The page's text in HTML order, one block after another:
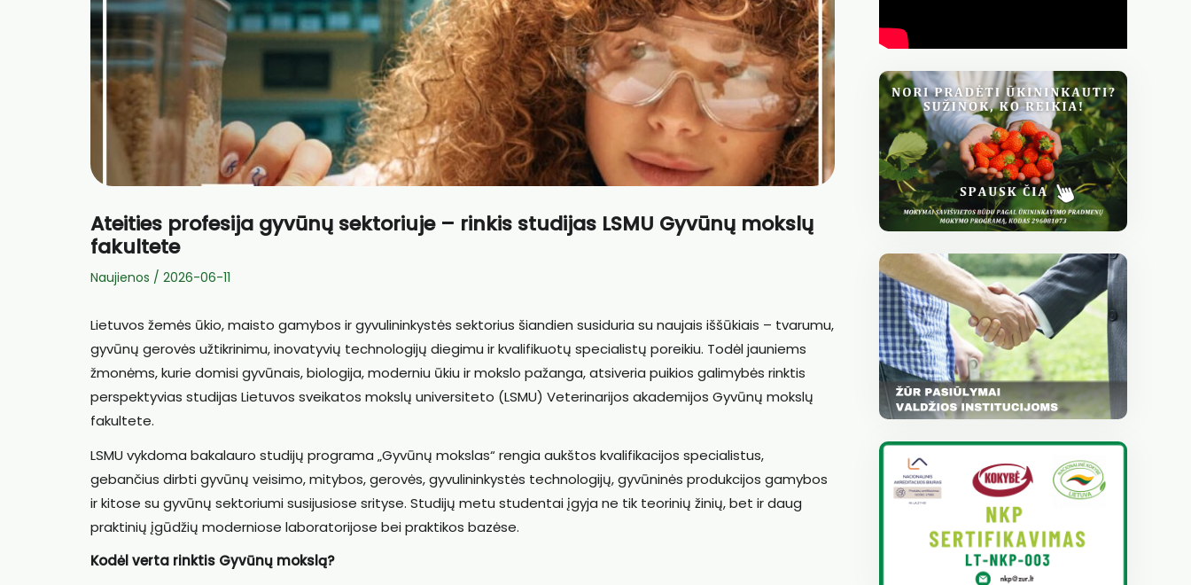
Ateities profesija gyvūnų sektoriuje – rinkis studijas LSMU Gyvūnų mokslų
fakultete
Naujienos / 2026-06-11
Lietuvos žemės ūkio, maisto gamybos ir gyvulininkystės sektorius šiandien susiduria su naujais iššūkiais – tvarumu,
gyvūnų gerovės užtikrinimu, inovatyvių technologijų diegimu ir kvalifikuotų specialistų poreikiu. Todėl jauniems
žmonėms, kurie domisi gyvūnais, biologija, moderniu ūkiu ir mokslo pažanga, atsiveria puikios galimybės rinktis
perspektyvias studijas Lietuvos sveikatos mokslų universiteto (LSMU) Veterinarijos akademijos Gyvūnų mokslų
fakultete.
LSMU vykdoma bakalauro studijų programa „Gyvūnų mokslas“ rengia aukštos kvalifikacijos specialistus,
gebančius dirbti gyvūnų veisimo, mitybos, gerovės, gyvulininkystės technologijų, gyvūninės produkcijos gamybos
ir kitose su gyvūnų sektoriumi susijusiose srityse. Studijų metu studentai įgyja ne tik teorinių žinių, bet ir daug
praktinių įgūdžių moderniose laboratorijose bei praktikos bazėse.
Kodėl verta rinktis Gyvūnų mokslą?